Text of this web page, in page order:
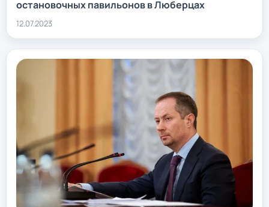
остановочных павильонов в Люберцах
12.07.2023